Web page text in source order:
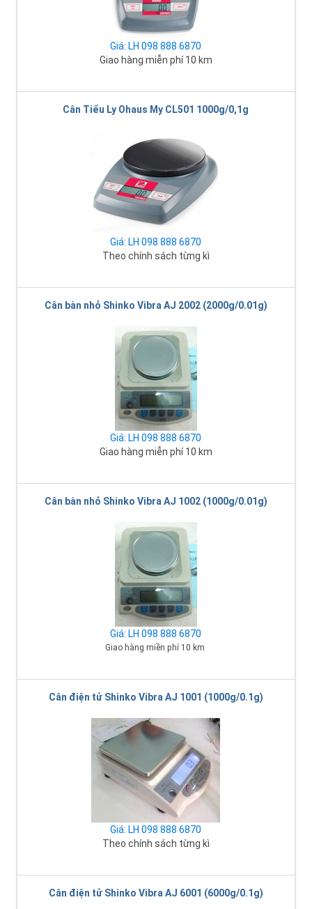
Giá: LH 098 888 6870
Giao hàng miễn phí 10 km
Cân Tiểu Ly Ohaus My CL501 1000g/0,1g
Giá: LH 098 888 6870
Theo chính sách từng kì
Cân bàn nhỏ Shinko Vibra AJ 2002 (2000g/0.01g)
Giá: LH 098 888 6870
Giao hàng miễn phí 10 km
Cân bàn nhỏ Shinko Vibra AJ 1002 (1000g/0.01g)
Giá: LH 098 888 6870
Giao hàng miền phí 10 km
Cân điện tử Shinko Vibra AJ 1001 (1000g/0.1g)
Giá: LH 098 888 6870
Theo chính sách từng kì
Cân điện tử Shinko Vibra AJ 6001 (6000g/0.1g)